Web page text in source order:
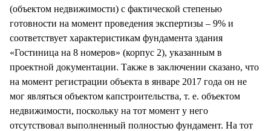
(объектом недвижимости) с фактической степенью
готовности на момент проведения экспертизы – 9% и
соответствует характеристикам фундамента здания
«Гостиница на 8 номеров» (корпус 2), указанным в
проектной документации. Также в заключении сказано, что
на момент регистрации объекта в январе 2017 года он не
мог являться объектом капстроительства, т. е. объектом
недвижимости, поскольку на тот момент у него
отсутствовал выполненный полностью фундамент. На тот